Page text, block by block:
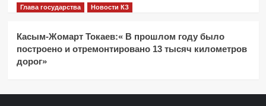
Глава государства Новости КЗ
Касым-Жомарт Токаев:« В прошлом году было
построено и отремонтировано 13 тысяч километров
дорог»